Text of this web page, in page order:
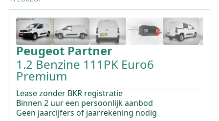
PeugeotPartner
1.2 Benzine 111PK Euro6
Premium
Lease zonder BKR registratie
Binnen 2 uur een persoonlijk aanbod
Geen jaarcijfers of jaarrekening nodig